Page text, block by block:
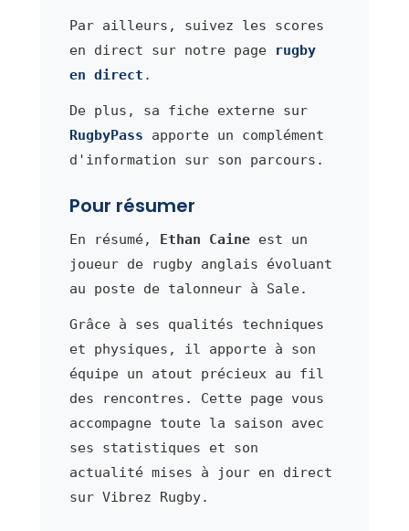
Par ailleurs, suivez les scores
en direct sur notre page
rugby
en direct .
De plus, sa fiche externe sur
RugbyPass apporte un complément
d'information sur son parcours.
Pour résumer
En résumé, Ethan Caineest un
joueur de rugby anglais évoluant
au poste de talonneur à Sale.
Grâce à ses qualités techniques
et physiques, il apporte à son
équipe un atout précieux au fil
des rencontres. Cette page vous
accompagne toute la saison avec
ses statistiques et son
actualité mises à jour en direct
sur Vibrez Rugby.